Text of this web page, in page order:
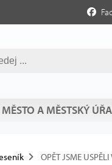
MĚSTO A MĚSTSKÝ
OPĚT JSME